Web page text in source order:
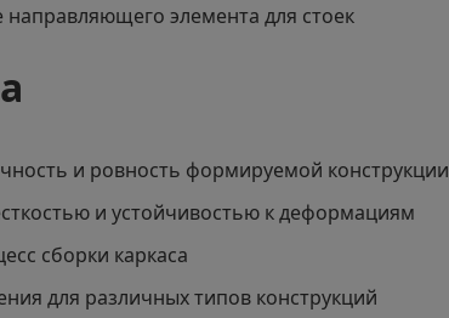
направляющего элемента для стоек
и ровность формируемой конструкции
и устойчивостью к деформациям
сборки каркаса
для различных типов конструкций